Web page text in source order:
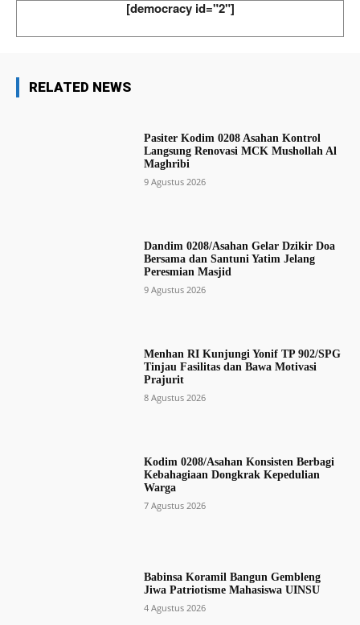
[democracy id="2"]
RELATED NEWS
Pasiter Kodim 0208 Asahan Kontrol
Langsung Renovasi MCK Mushollah Al
Maghribi
9 Agustus 2026
Dandim 0208/Asahan Gelar Dzikir Doa
Bersama dan Santuni Yatim Jelang
Peresmian Masjid
9 Agustus 2026
Menhan RI Kunjungi Yonif TP 902/SPG
Tinjau Fasilitas dan Bawa Motivasi
Prajurit
8 Agustus 2026
Kodim 0208/Asahan Konsisten Berbagi
Kebahagiaan Dongkrak Kepedulian
Warga
7 Agustus 2026
Babinsa Koramil Bangun Gembleng
Jiwa Patriotisme Mahasiswa UINSU
4 Agustus 2026